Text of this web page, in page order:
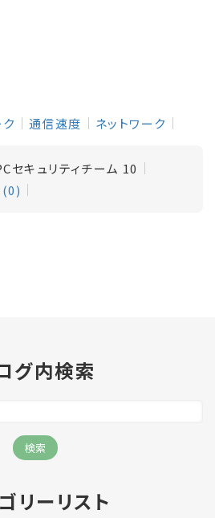
通信速度 ネットワーク
セキュリティチーム 10
(0)
グ内検索
リーリスト